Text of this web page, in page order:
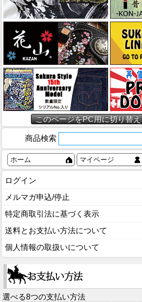
このページをPC用に切り替え
商品検索
ホーム マイページ
ログイン
メルマガ申込/停止
特定商取引法に基づく表示
送料とお支払い方法について
個人情報の取扱いについて
選べる8つの支払い方法